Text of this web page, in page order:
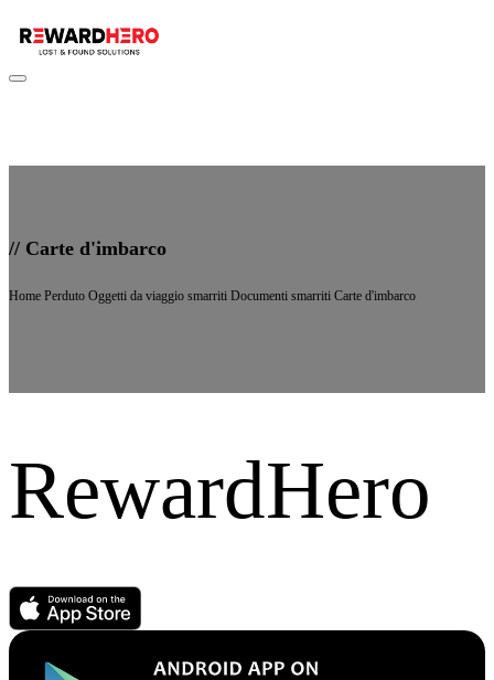
// Carte d'imbarco
Home Perduto Oggetti da viaggio smarriti Documenti smarriti Carte d'imbarco
RewardHero